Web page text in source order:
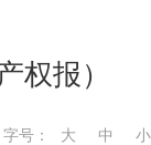
权报）
字号： 大 中 小